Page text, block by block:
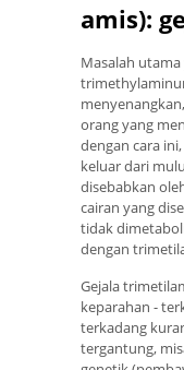
amis):
Masalah
orang yang
dengan cara
keluar dari
disebabkan
cairan yang
tidak
dengan
Gejala
keparahan -
terkadang
tergantung,